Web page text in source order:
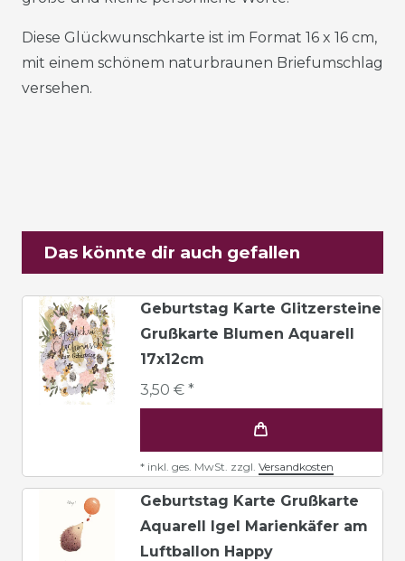
Diese Glückwunschkarte ist im Format 16 x 16 cm,
mit einem schönem naturbraunen Briefumschlag
versehen.
Das könnte dir auch gefallen
Geburtstag Karte Glitzersteine
Grußkarte Blumen Aquarell
17x12cm
3,50 € *
* inkl. ges. MwSt. zzgl. Versandkosten
Geburtstag Karte Grußkarte
Aquarell Igel Marienkäfer am
Luftballon Happy